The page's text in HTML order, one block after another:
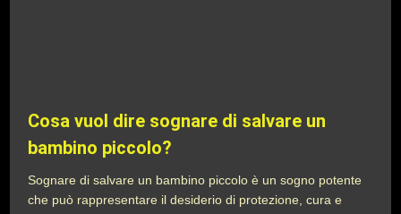
Cosa vuol dire sognare di salvare un
bambino piccolo?
Sognare di salvare un bambino piccolo è un sogno potente
che può rappresentare il desiderio di protezione, cura e